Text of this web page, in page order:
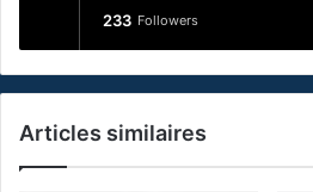
233 Followers
Articles similaires